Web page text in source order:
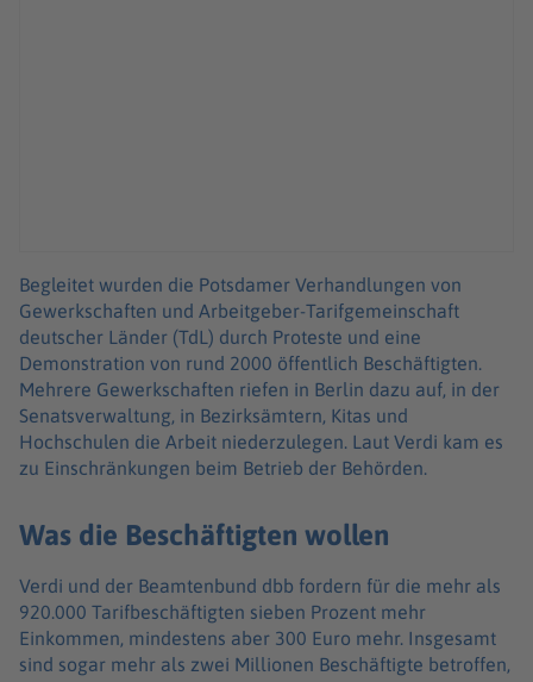
Begleitet wurden die Potsdamer Verhandlungen von
Gewerkschaften und Arbeitgeber-Tarifgemeinschaft
deutscher Länder (TdL) durch Proteste und eine
Demonstration von rund 2000 öffentlich Beschäftigten.
Mehrere Gewerkschaften riefen in Berlin dazu auf, in der
Senatsverwaltung, in Bezirksämtern, Kitas und
Hochschulen die Arbeit niederzulegen. Laut Verdi kam es
zu Einschränkungen beim Betrieb der Behörden.
Was die Beschäftigten wollen
Verdi und der Beamtenbund dbb fordern für die mehr als
920.000 Tarifbeschäftigten sieben Prozent mehr
Einkommen, mindestens aber 300 Euro mehr. Insgesamt
sind sogar mehr als zwei Millionen Beschäftigte betroffen,